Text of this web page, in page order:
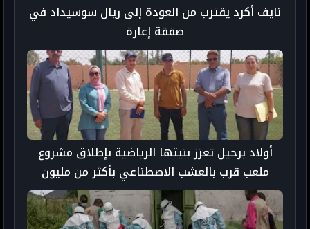
نايف أكرد يقترب من العودة إلى ريال سوسيداد في
صفقة إعارة
أولاد برحيل تعزز بنيتها الرياضية بإطلاق مشروع
ملعب قرب بالعشب الاصطناعي بأكثر من مليون
درهم